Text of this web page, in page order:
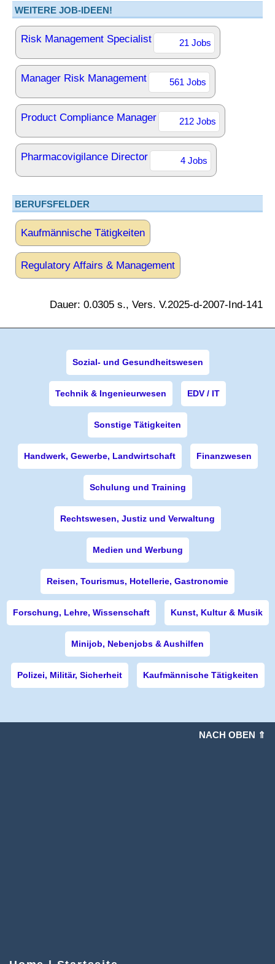
WEITERE JOB-IDEEN!
Risk Management Specialist 21 Jobs
Manager Risk Management 561 Jobs
Product Compliance Manager 212 Jobs
Pharmacovigilance Director 4 Jobs
BERUFSFELDER
Kaufmännische Tätigkeiten
Regulatory Affairs & Management
Dauer: 0.0305 s., Vers. V.2025-d-2007-Ind-141
Sozial- und Gesundheitswesen
Technik & Ingenieurwesen EDV / IT
Sonstige Tätigkeiten
Handwerk, Gewerbe, Landwirtschaft Finanzwesen
Schulung und Training
Rechtswesen, Justiz und Verwaltung
Medien und Werbung
Reisen, Tourismus, Hotellerie, Gastronomie
Forschung, Lehre, Wissenschaft Kunst, Kultur & Musik
Minijob, Nebenjobs & Aushilfen
Polizei, Militär, Sicherheit Kaufmännische Tätigkeiten
NACH OBEN ⇑